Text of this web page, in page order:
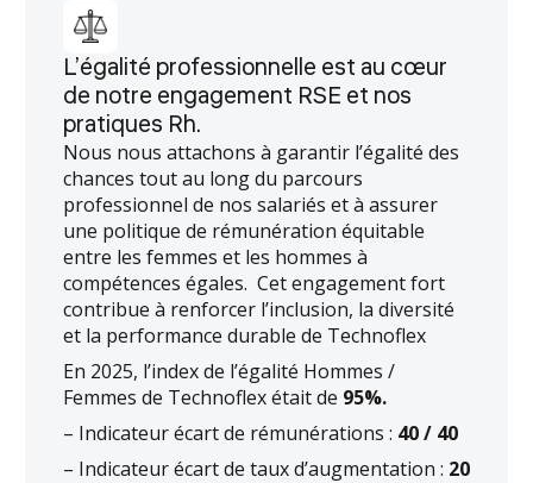
L’égalité professionnelle est au cœur
de notre engagement RSE et nos
pratiques Rh.
Nous nous attachons à garantir l’égalité des
chances tout au long du parcours
professionnel de nos salariés et à assurer
une politique de rémunération équitable
entre les femmes et les hommes à
compétences égales. Cet engagement fort
contribue à renforcer l’inclusion, la diversité
et la performance durable de Technoflex
En 2025, l’index de l’égalité Hommes /
Femmes de Technoflex était de 95%.
– Indicateur écart de rémunérations : 40 / 40
– Indicateur écart de taux d’augmentation : 20